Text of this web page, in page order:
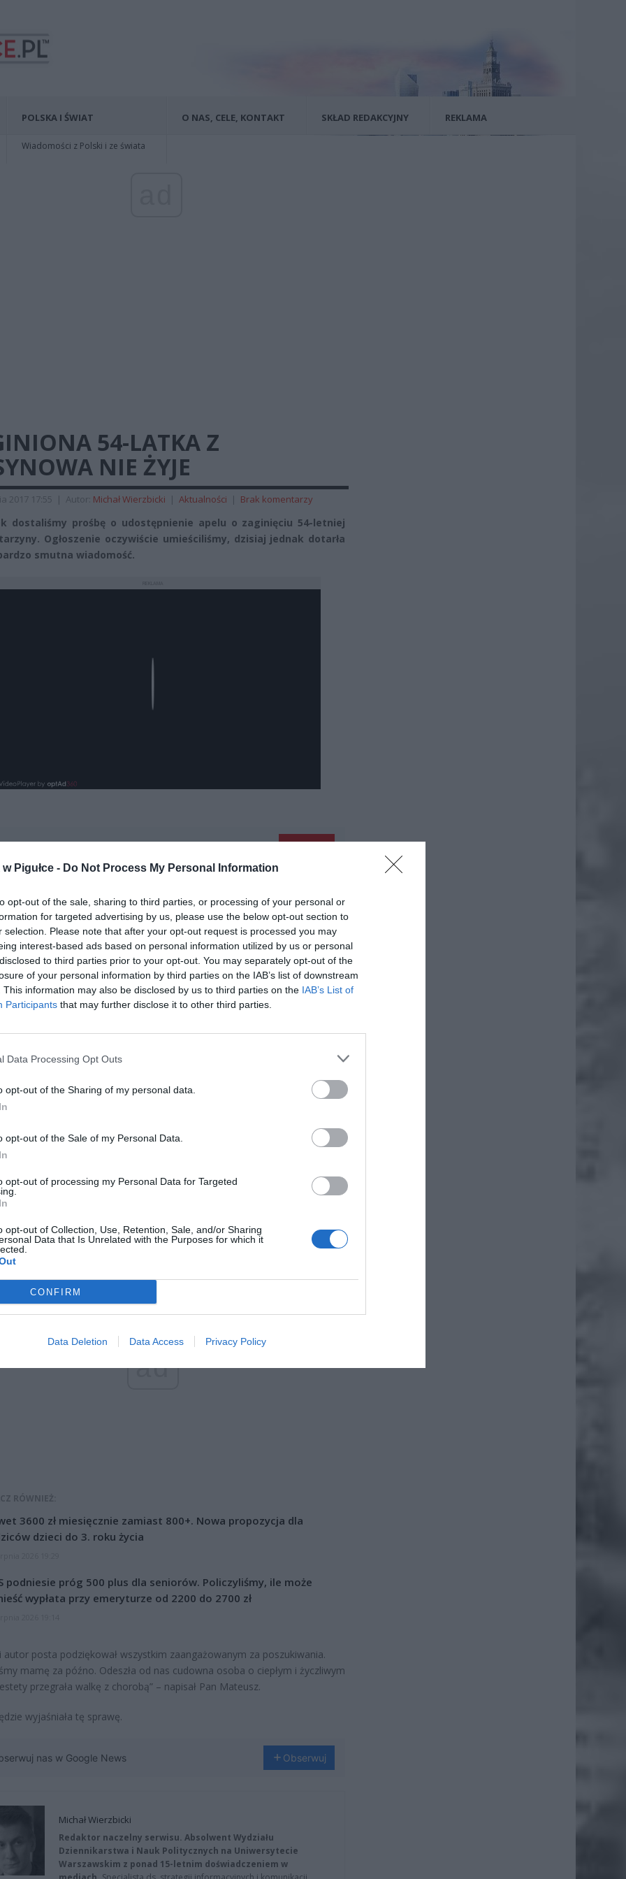
Pigułce - Do Not Process My Personal Information
opt-out of the sale, sharing to third parties, or processing of your personal or
for targeted advertising by us, please use the below opt-out section to
selection. Please note that after your opt-out request is processed you may
interest-based ads based on personal information utilized by us or personal
to third parties prior to your opt-out. You may separately opt-out of the
of your personal information by third parties on the IAB’s list of downstream
This information may also be disclosed by us to third parties on the IAB’s List of
Participants that may further disclose it to other third parties.
Data Processing Opt Outs
opt-out of the Sharing of my personal data.
opt-out of the Sale of my Personal Data.
opt-out of processing my Personal Data for Targeted
opt-out of Collection, Use, Retention, Sale, and/or Sharing
Data that Is Unrelated with the Purposes for which it
CONFIRM
Data Deletion Data Access Privacy Policy
POLSKA I ŚWIAT
Wiadomości z Polski i ze świata
O NAS, CELE, KONTAKT SKŁAD REDAKCYJNY REKLAMA
54-LATKA Z
NIE ŻYJE
2017 17:55 | Autor: Michał Wierzbicki | Aktualności | Brak komentarzy
dostaliśmy prośbę o udostępnienie apelu o zaginięciu 54-letniej
Ogłoszenie oczywiście umieściliśmy, dzisiaj jednak dotarła
smutna wiadomość.
nas do preferowanych źródeł w Google Dodaj
poszukiwaniach mieszkańcy Ursynowa sami postanowili zorganizować
która ruszyła na poszukiwania. Jak podaje portal haloursynow.pl,
odnaleźli Panią Katarzynę. Niestety, nie żyje.
ad
RÓWNIEŻ:
3600 zł miesięcznie zamiast 800+. Nowa propozycja dla
dzieci do 3. roku życia
podniesie próg 500 plus dla seniorów. Policzyliśmy, ile może
wypłata przy emeryturze od 2200 do 2700 zł
autor posta podziękował wszystkim zaangażowanym za poszukiwania.
mamę za późno. Odeszła od nas cudowna osoba o ciepłym i życzliwym
przegrała walkę z chorobą” – napisał Pan Mateusz.
wyjaśniała tę sprawę.
nas w Google News Obserwuj
Michał Wierzbicki
Redaktor naczelny serwisu. Absolwent Wydziału
Dziennikarstwa i Nauk Politycznych na Uniwersytecie
Warszawskim z ponad 15-letnim doświadczeniem w